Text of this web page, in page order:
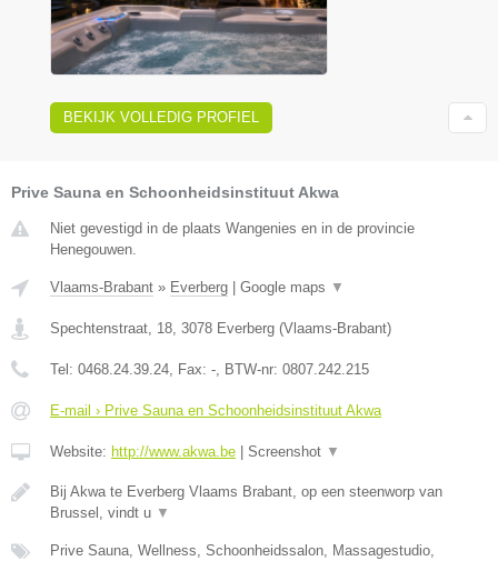
BEKIJK VOLLEDIG PROFIEL
Prive Sauna en Schoonheidsinstituut Akwa
Niet gevestigd in de plaats Wangenies en in de provincie
Henegouwen.
Vlaams-Brabant » Everberg Google maps ▼
Spechtenstraat, 18, 3078 Everberg (Vlaams-Brabant)
Tel: 0468.24.39.24, Fax: -, BTW-nr: 0807.242.215
E-mail › Prive Sauna en Schoonheidsinstituut Akwa
Website: http://www.akwa.be Screenshot ▼
Bij Akwa te Everberg Vlaams Brabant, op een steenworp van
Brussel, vindt u ▼
Prive Sauna, Wellness, Schoonheidssalon, Massagestudio,